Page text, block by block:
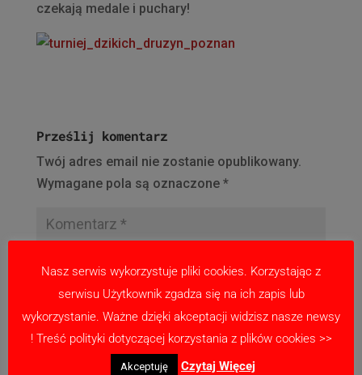
czekają medale i puchary!
Prześlij komentarz
Twój adres email nie zostanie opublikowany.
Wymagane pola są oznaczone *
Nasz serwis wykorzystuje pliki cookies. Korzystając z
serwisu Użytkownik zgadza się na ich zapis lub
wykorzystanie. Ważne dzięki akceptacji widzisz nasze newsy
! Treść polityki dotyczącej korzystania z plików cookies >>
Akceptuję Czytaj Więcej